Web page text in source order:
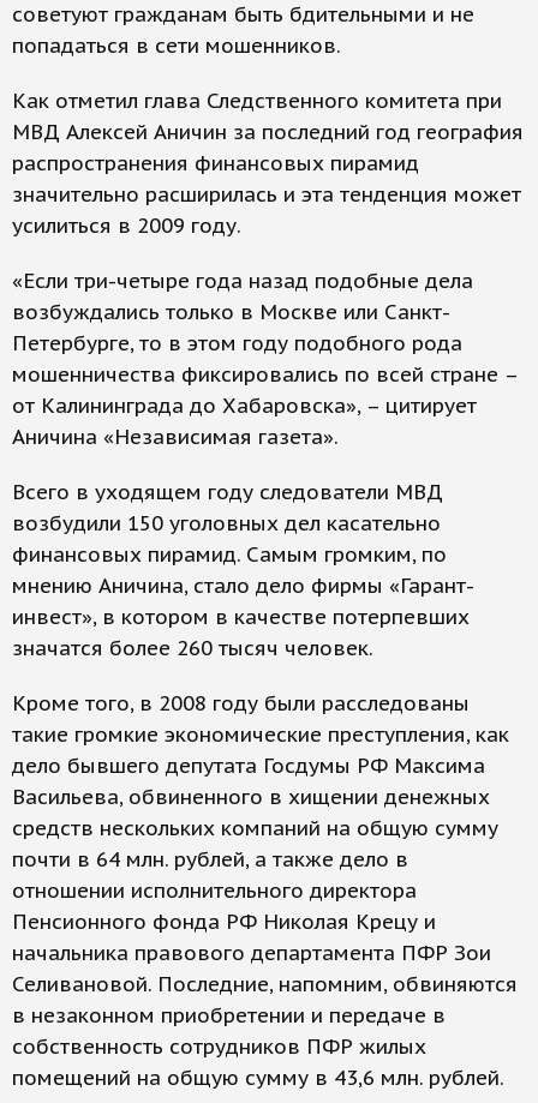
советуют гражданам быть бдительными и не
попадаться в сети мошенников.
Как отметил глава Следственного комитета при
МВД Алексей Аничин за последний год география
распространения финансовых пирамид
значительно расширилась и эта тенденция может
усилиться в 2009 году.
«Если три-четыре года назад подобные дела
возбуждались только в Москве или Санкт-
Петербурге, то в этом году подобного рода
мошенничества фиксировались по всей стране –
от Калининграда до Хабаровска», – цитирует
Аничина «Независимая газета».
Всего в уходящем году следователи МВД
возбудили 150 уголовных дел касательно
финансовых пирамид. Самым громким, по
мнению Аничина, стало дело фирмы «Гарант-
инвест», в котором в качестве потерпевших
значатся более 260 тысяч человек.
Кроме того, в 2008 году были расследованы
такие громкие экономические преступления, как
дело бывшего депутата Госдумы РФ Максима
Васильева, обвиненного в хищении денежных
средств нескольких компаний на общую сумму
почти в 64 млн. рублей, а также дело в
отношении исполнительного директора
Пенсионного фонда РФ Николая Крецу и
начальника правового департамента ПФР Зои
Селивановой. Последние, напомним, обвиняются
в незаконном приобретении и передаче в
собственность сотрудников ПФР жилых
помещений на общую сумму в 43,6 млн. рублей.